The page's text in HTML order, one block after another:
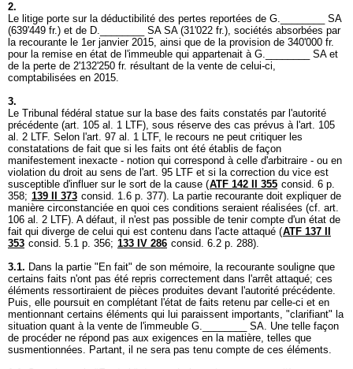
2.
Le litige porte sur la déductibilité des pertes reportées de G.________ SA
(639'449 fr.) et de D.________ SA SA (31'022 fr.), sociétés absorbées par
la recourante le 1er janvier 2015, ainsi que de la provision de 340'000 fr.
pour la remise en état de l'immeuble qui appartenait à G.________ SA et
de la perte de 2'132'250 fr. résultant de la vente de celui-ci,
comptabilisées en 2015.
3.
Le Tribunal fédéral statue sur la base des faits constatés par l'autorité
précédente (art. 105 al. 1 LTF), sous réserve des cas prévus à l'art. 105
al. 2 LTF. Selon l'art. 97 al. 1 LTF, le recours ne peut critiquer les
constatations de fait que si les faits ont été établis de façon
manifestement inexacte - notion qui correspond à celle d'arbitraire - ou en
violation du droit au sens de l'art. 95 LTF et si la correction du vice est
susceptible d'influer sur le sort de la cause (ATF 142 II 355 consid. 6 p.
358; 139 II 373 consid. 1.6 p. 377). La partie recourante doit expliquer de
manière circonstanciée en quoi ces conditions seraient réalisées (cf. art.
106 al. 2 LTF). A défaut, il n'est pas possible de tenir compte d'un état de
fait qui diverge de celui qui est contenu dans l'acte attaqué (ATF 137 II
353 consid. 5.1 p. 356; 133 IV 286 consid. 6.2 p. 288).
3.1. Dans la partie "En fait" de son mémoire, la recourante souligne que
certains faits n'ont pas été repris correctement dans l'arrêt attaqué; ces
éléments ressortiraient de pièces produites devant l'autorité précédente.
Puis, elle poursuit en complétant l'état de faits retenu par celle-ci et en
mentionnant certains éléments qui lui paraissent importants, "clarifiant" la
situation quant à la vente de l'immeuble G.________ SA. Une telle façon
de procéder ne répond pas aux exigences en la matière, telles que
susmentionnées. Partant, il ne sera pas tenu compte de ces éléments.